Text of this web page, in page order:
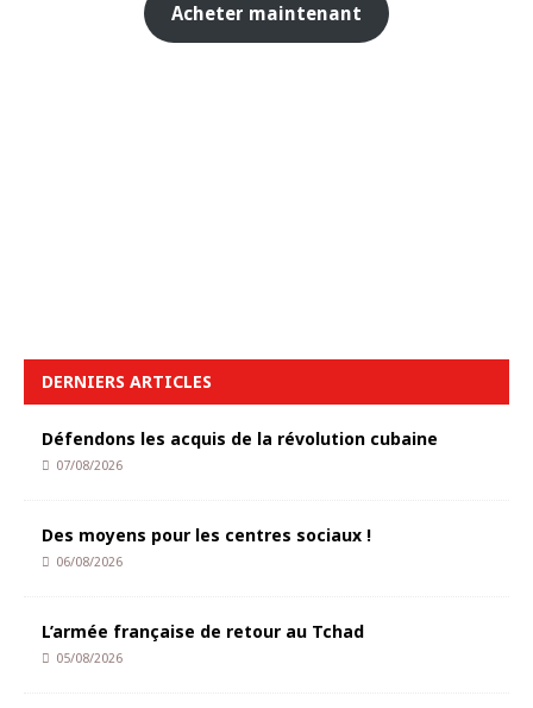
Acheter maintenant
DERNIERS ARTICLES
Défendons les acquis de la révolution cubaine
07/08/2026
Des moyens pour les centres sociaux !
06/08/2026
L’armée française de retour au Tchad
05/08/2026